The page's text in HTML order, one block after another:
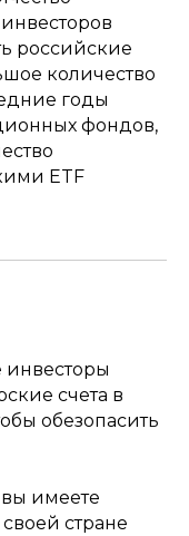
российские
количество
годы
фондов,
ETF
инвесторы
счета в
обезопасить
имеете
стране